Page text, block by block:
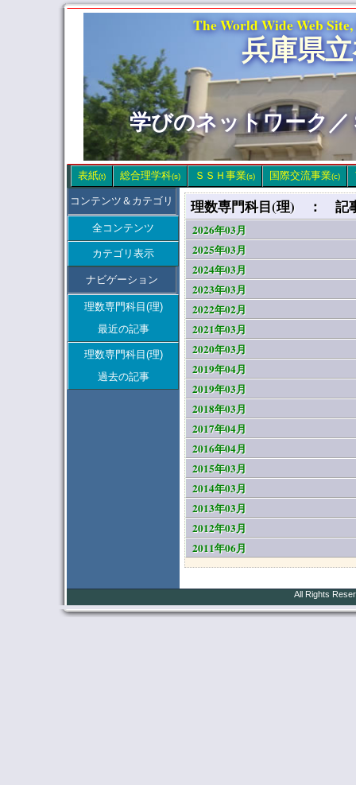
The World Wide Web
兵庫県
学びのネットワーク
表紙(t) 総合理学科(s) ＳＳＨ事業(s) 国際交流事業(c)
コンテンツ＆カテゴリ
全コンテンツ
カテゴリ表示
ナビゲーション
理数専門科目(理)
最近の記事
理数専門科目(理)
過去の記事
理数専門科目(理) ： 記
2026年03月
2025年03月
2024年03月
2023年03月
2022年02月
2021年03月
2020年03月
2019年04月
2019年03月
2018年03月
2017年04月
2016年04月
2015年03月
2014年03月
2013年03月
2012年03月
2011年06月
All Rights